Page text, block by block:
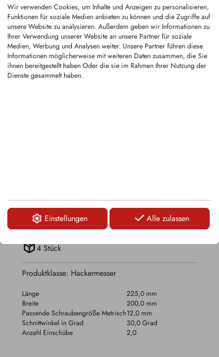
Wir verwenden Cookies, um Inhalte und Anzeigen zu personalisieren,
Funktionen für soziale Medien anbieten zu können und die Zugriffe auf
unsere Website zu analysieren. Außerdem geben wir Informationen zu
Ihrer Verwendung unserer Website an unsere Partner für soziale
Medien, Werbung und Analysen weiter. Unsere Partner führen diese
Informationen möglicherweise mit weiteren Daten zusammen, die Sie
ihnen bereitgestellt haben Oder die sie im Rahmen Ihrer Nutzung der
Dienste gesammelt haben.
Einstellungen Alle zulassen
VERWANDTE PRODUKTE
KFS1187
KFS1195
4,74 kg
4 Stück
Produktklasse: Hackermesser
Länge
225,0 mm
Breite
200,0 mm
Passende Schraubengröße Metrisch12,0 mm
Schnittwinkel in Grad
30,0 Grad
Anzahl Einschübe
2,0